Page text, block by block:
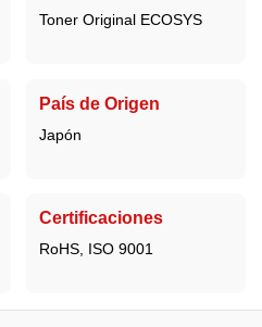
Toner Original ECOSYS
País de Origen
Japón
Certificaciones
RoHS, ISO 9001